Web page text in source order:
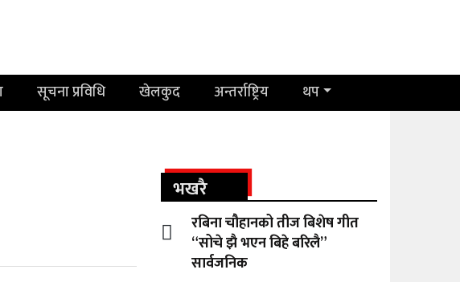
सूचना प्रविधि खेलकुद अन्तर्राष्ट्रिय थप
भखरै
रबिना चौहानको तीज बिशेष गीत
“सोचे झै भएन बिहे बरिलै”
सार्वजनिक